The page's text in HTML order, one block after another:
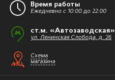
Время работы
Ежедневно с 10:00 до 22:00
ст.м. «Автозаводская»
ул. Ленинская Слобода, д. 26
Схема
магазина